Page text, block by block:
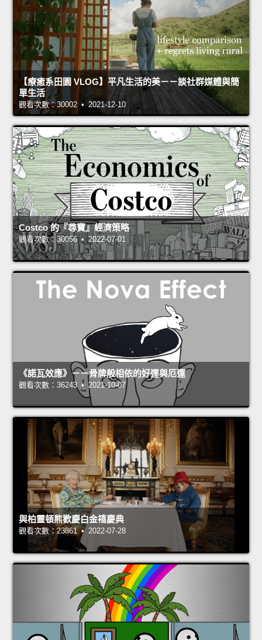
【療癒系田園 VLOG】平凡生活的美－－談社群媒體與簡
單生活
觀看次數：30002 • 2021-12-10
Costco 的『尋寶』經濟策略
觀看次數：30056 • 2022-07-01
《諾瓦效應》－－骨牌般相依的好運與厄運
觀看次數：36243 • 2021-10-07
與柏靈頓熊歡慶白金禧慶典
觀看次數：23861 • 2022-07-28